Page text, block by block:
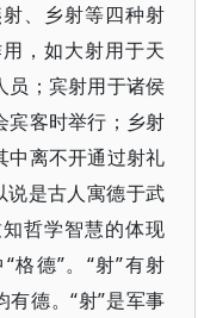
、乡射等四种射
，如大射用于天
员；宾射用于诸侯
宾客时举行；乡射
中离不开通过射礼
说是古人寓德于武
哲学智慧的体现
德”。“射”有射
有德。“射”是军事